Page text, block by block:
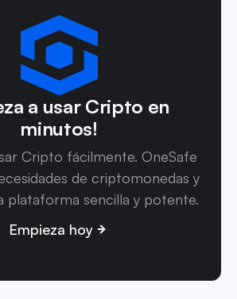
a usar Cripto en
minutos!
Cripto fácilmente. OneSafe
de criptomonedas y
plataforma sencilla y potente.
Empieza hoy